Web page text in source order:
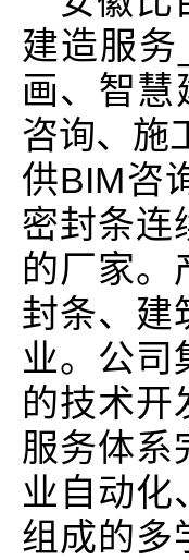
建造服
画、智慧
咨询、施
供BIM咨
密封条连
的厂家。
封条、建
业。公司
的技术开
服务体系
业自动化
组成的多